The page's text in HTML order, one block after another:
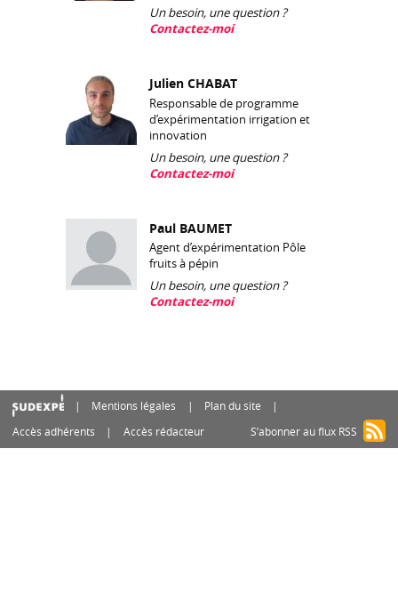
Un besoin, une question ?
Contactez-moi
Julien CHABAT
Responsable de programme
d’expérimentation irrigation et
innovation
Un besoin, une question ?
Contactez-moi
Paul BAUMET
Agent d’expérimentation Pôle
fruits à pépin
Un besoin, une question ?
Contactez-moi
Mentions légales
Plan du site
Accès adhérents
Accès rédacteur S’abonner au flux RSS